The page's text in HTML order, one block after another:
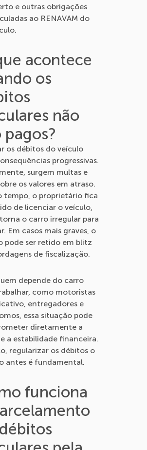
e outras obrigações
ao RENAVAM do
acontece
os
não
pagos?
os débitos do veículo
progressivas.
surgem multas e
os valores em atraso.
tempo, o proprietário fica
de licenciar o veículo,
o carro irregular para
Em casos mais graves, o
pode ser retido em blitz
de fiscalização.
depende do carro
como motoristas
entregadores e
essa situação pode
diretamente a
a estabilidade financeira.
regularizar os débitos o
antes é fundamental.
funciona